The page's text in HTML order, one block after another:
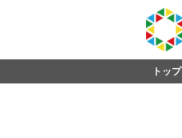
トップ